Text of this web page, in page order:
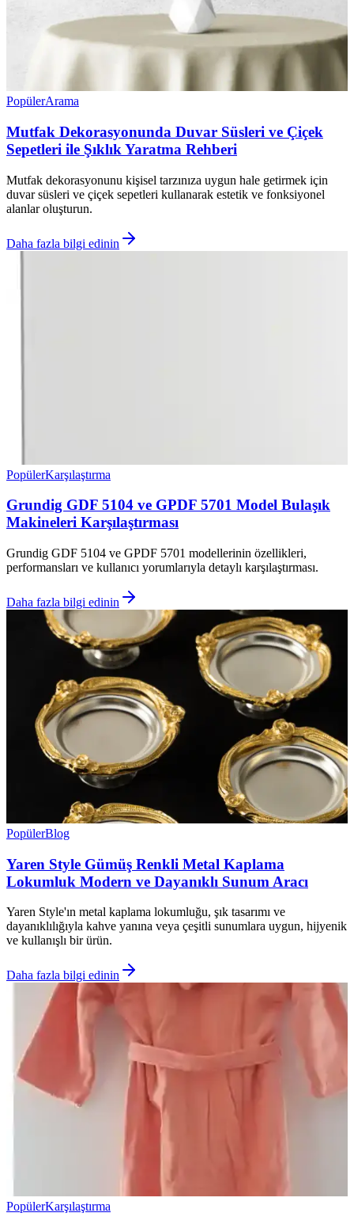
PopülerArama
Mutfak Dekorasyonunda Duvar Süsleri ve Çiçek
Sepetleri ile Şıklık Yaratma Rehberi
Mutfak dekorasyonunu kişisel tarzınıza uygun hale getirmek için
duvar süsleri ve çiçek sepetleri kullanarak estetik ve fonksiyonel
alanlar oluşturun.
Daha fazla bilgi edinin
PopülerKarşılaştırma
Grundig GDF 5104 ve GPDF 5701 Model Bulaşık
Makineleri Karşılaştırması
Grundig GDF 5104 ve GPDF 5701 modellerinin özellikleri,
performansları ve kullanıcı yorumlarıyla detaylı karşılaştırması.
Daha fazla bilgi edinin
PopülerBlog
Yaren Style Gümüş Renkli Metal Kaplama
Lokumluk Modern ve Dayanıklı Sunum Aracı
Yaren Style'ın metal kaplama lokumluğu, şık tasarımı ve
dayanıklılığıyla kahve yanına veya çeşitli sunumlara uygun, hijyenik
ve kullanışlı bir ürün.
Daha fazla bilgi edinin
PopülerKarşılaştırma